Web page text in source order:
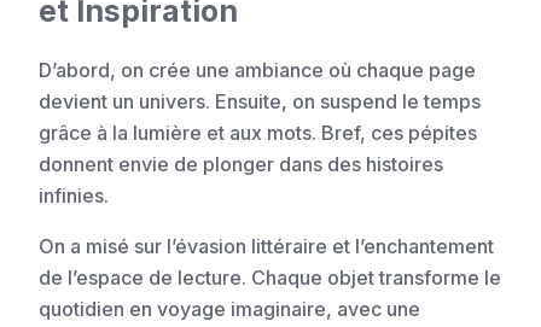
et Inspiration
D’abord, on crée une ambiance où chaque page
devient un univers. Ensuite, on suspend le temps
grâce à la lumière et aux mots. Bref, ces pépites
donnent envie de plonger dans des histoires
infinies.
On a misé sur l’évasion littéraire et l’enchantement
de l’espace de lecture. Chaque objet transforme le
quotidien en voyage imaginaire, avec une